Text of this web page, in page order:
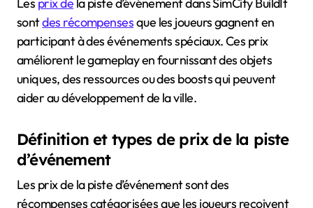
Les prix de la piste d’événement dans SimCity BuildIt
sontdes récompensesque les joueurs gagnent en
participant à des événements spéciaux. Ces prix
améliorent le gameplay en fournissant des objets
uniques, des ressources ou des boosts qui peuvent
aider au développement de la ville.
Définition et types de prix de la piste
d’événement
Les prix de la piste d’événement sont des
récompenses catégorisées que les joueurs reçoivent